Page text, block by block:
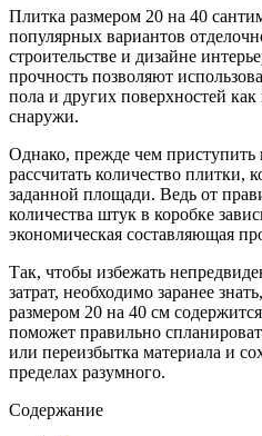
Плитка размером 20 на 40
популярных вариантов
строительстве и дизайне
прочность позволяют
пола и других поверхностей
снаружи.
Однако, прежде чем приступить
рассчитать количество плитки,
заданной площади. Ведь от
количества штук в коробке
экономическая составляющая
Так, чтобы избежать
затрат, необходимо заранее
размером 20 на 40 см
поможет правильно
или переизбытка материала и
пределах разумного.
Содержание